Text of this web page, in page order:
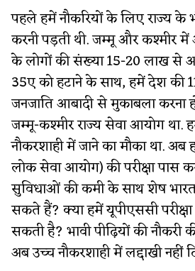
पहले हमें नौकरियों के लिए राज्य के
करनी पड़ती थी. जम्मू और कश्मीर
के लोगों की संख्या 15-20 लाख से
35ए को हटाने के साथ, हमें देश की
जनजाति आबादी से मुकाबला करना
जम्मू-कश्मीर राज्य सेवा आयोग था.
नौकरशाही में जाने का मौका था.
लोक सेवा आयोग) की परीक्षा पास
सुविधाओं की कमी के साथ शेष भारत
सकते हैं? क्या हमें यूपीएससी
सकती है? भावी पीढ़ियों की नौकरी
अब उच्च नौकरशाही में लद्दाखी नहीं